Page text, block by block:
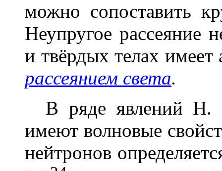
можно сопоставить
Неупругое рассеяние
и твёрдых телах
рассеянием света.
В ряде явлений Н.
имеют волновые
нейтронов